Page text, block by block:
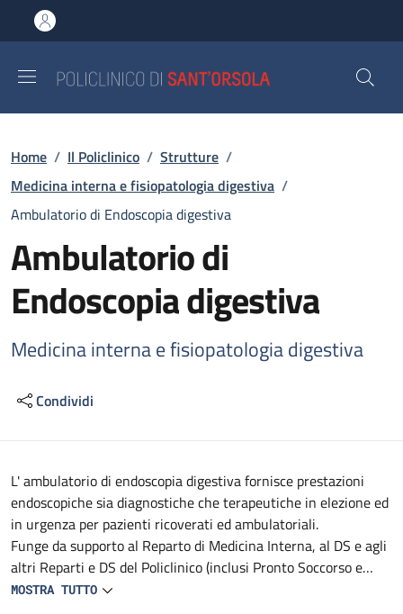
al contenuto principale
to footer content
Briciole di pane
Home / Il Policlinico / Strutture /
Medicina interna e fisiopatologia digestiva /
Ambulatorio di Endoscopia digestiva
Ambulatorio di
Endoscopia digestiva
Medicina interna e fisiopatologia digestiva
Condividi
Descrizione
L' ambulatorio di endoscopia digestiva fornisce prestazioni
endoscopiche sia diagnostiche che terapeutiche in elezione ed
in urgenza per pazienti ricoverati ed ambulatoriali.
Funge da supporto al Reparto di Medicina Interna, al DS e agli
altri Reparti e DS del Policlinico (inclusi Pronto Soccorso e
Medicina d'Urgenza).
MOSTRA TUTTO